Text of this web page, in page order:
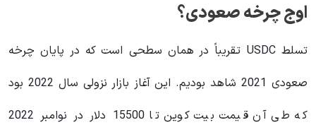
اوج چرخه صعودی؟
تسلط USDC تقریباً در همان سطحی است که در پایان چرخه
صعودی 2021 شاهد بودیم. این آغاز بازار نزولی سال 2022 بود
که طی آن قیمت بیت کوین تا 15500 دلار در نوامبر 2022